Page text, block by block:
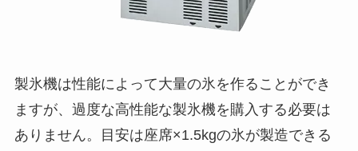
製氷機は性能によって大量の氷を作ることができ
ますが、過度な高性能な製氷機を購入する必要は
ありません。目安は座席×1.5kgの氷が製造できる